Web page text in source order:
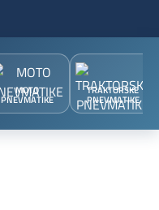
MOTO
PNEVMATIKE
TRAKTORSKE
PNEVMATIKE